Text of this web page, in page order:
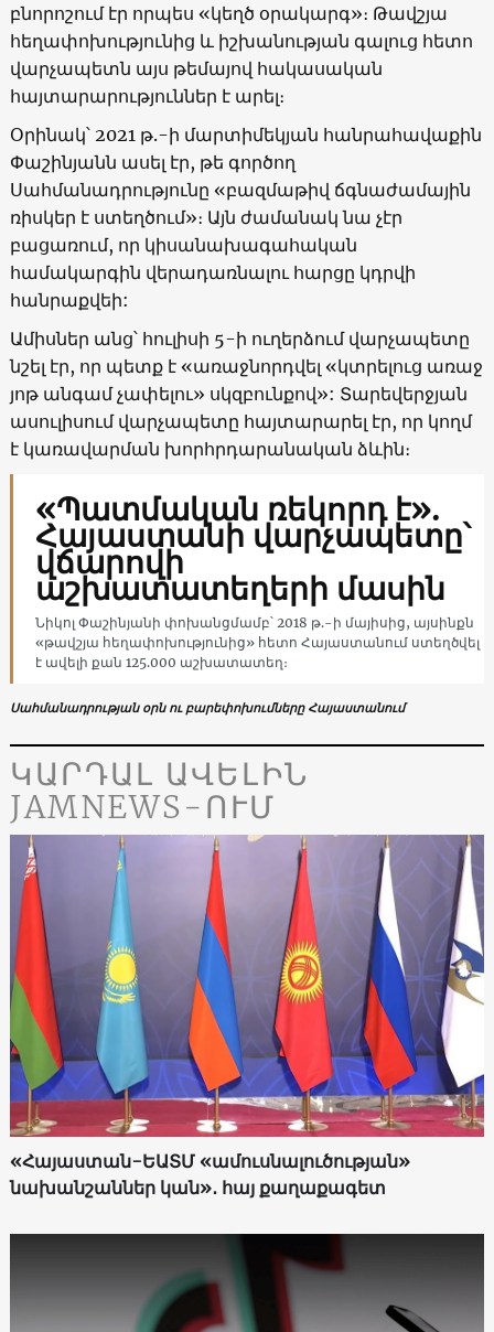
բնորոշում էր որպես «կեղծ օրակարգ»։ Թավշյա
հեղափոխությունից և իշխանության գալուց հետո
վարչապետն այս թեմայով հակասական
հայտարարություններ է արել։
Օրինակ՝ 2021 թ.-ի մարտիմեկյան հանրահավաքին
Փաշինյանն ասել էր, թե գործող
Սահմանադրությունը «բազմաթիվ ճգնաժամային
ռիսկեր է ստեղծում»։ Այն ժամանակ նա չէր
բացառում, որ կիսանախագահական
համակարգին վերադառնալու հարցը կդրվի
հանրաքվեի:
Ամիսներ անց՝ հուլիսի 5-ի ուղերձում վարչապետը
նշել էր, որ պետք է «առաջնորդվել «կտրելուց առաջ
յոթ անգամ չափելու» սկզբունքով»: Տարեվերջյան
ասուլիսում վարչապետը հայտարարել էր, որ կողմ
է կառավարման խորհրդարանական ձևին։
«Պատմական ռեկորդ է».
Հայաստանի վարչապետը՝
վճարովի
աշխատատեղերի մասին
Նիկոլ Փաշինյանի փոխանցմամբ՝ 2018 թ.-ի մայիսից, այսինքն
«թավշյա հեղափոխությունից» հետո Հայաստանում ստեղծվել
է ավելի քան 125.000 աշխատատեղ։
Սահմանադրության օրն ու բարեփոխումները Հայաստանում
ԿԱՐԴԱԼ ԱՎԵԼԻՆ
JAMNEWS-ՈՒՄ
«Հայաստան-ԵԱՏՄ «ամուսնալուծության»
նախանշաններ կան»․ հայ քաղաքագետ